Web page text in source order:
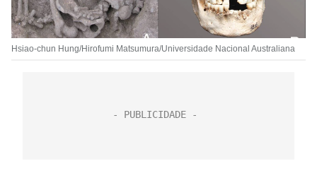
Hsiao-chun Hung/Hirofumi Matsumura/Universidade Nacional Australiana